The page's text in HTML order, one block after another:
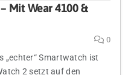
Mit Wear 4100 &
0
„echter“ Smartwatch ist
2 setzt auf den